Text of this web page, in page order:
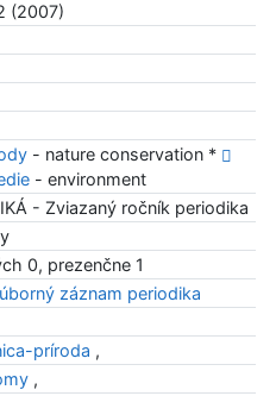
(2007)
- nature conservation *
- environment
- Zviazaný ročník periodika
0, prezenčne 1
záznam periodika
príroda ,
,